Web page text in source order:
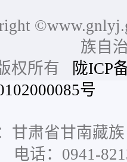
族自
权所有
陇ICP
号
甘肃省甘南藏
电话：0941-